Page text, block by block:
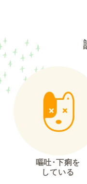
嘔吐･下痢を
している